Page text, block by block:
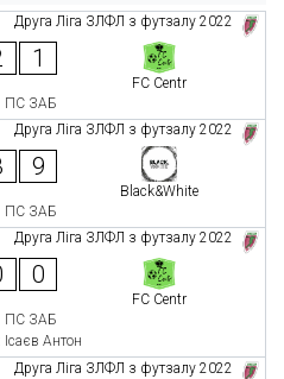
Друга Ліга ЗЛФЛ з футзалу 2022
1
FC Centr
ПС ЗАБ
Друга Ліга ЗЛФЛ з футзалу 2022
9
Black&White
ПС ЗАБ
Друга Ліга ЗЛФЛ з футзалу 2022
0
FC Centr
ПС ЗАБ
Ісаєв Антон
Друга Ліга ЗЛФЛ з футзалу 2022